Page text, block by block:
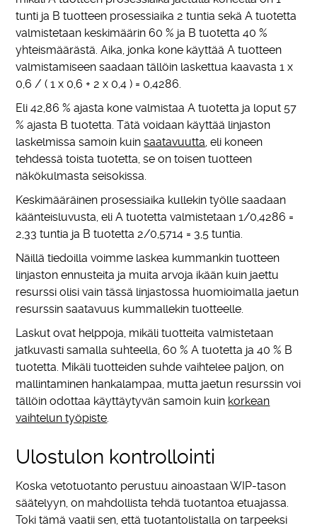
tunti ja B tuotteen prosessiaika 2 tuntia sekä A tuotetta
valmistetaan keskimäärin 60 % ja B tuotetta 40 %
yhteismäärästä. Aika, jonka kone käyttää A tuotteen
valmistamiseen saadaan tällöin laskettua kaavasta 1 x
0,6 / ( 1 x 0,6 + 2 x 0,4 ) = 0,4286.
Eli 42,86 % ajasta kone valmistaa A tuotetta ja loput 57
% ajasta B tuotetta. Tätä voidaan käyttää linjaston
laskelmissa samoin kuinsaatavuutta , eli koneen
tehdessä toista tuotetta, se on toisen tuotteen
näkökulmasta seisokissa.
Keskimääräinen prosessiaika kullekin työlle saadaan
käänteisluvusta, eli A tuotetta valmistetaan 1/0,4286 =
2,33 tuntia ja B tuotetta 2/0,5714 = 3,5 tuntia.
Näillä tiedoilla voimme laskea kummankin tuotteen
linjaston ennusteita ja muita arvoja ikään kuin jaettu
resurssi olisi vain tässä linjastossa huomioimalla jaetun
resurssin saatavuus kummallekin tuotteelle.
Laskut ovat helppoja, mikäli tuotteita valmistetaan
jatkuvasti samalla suhteella, 60 % A tuotetta ja 40 % B
tuotetta. Mikäli tuotteiden suhde vaihtelee paljon, on
mallintaminen hankalampaa, mutta jaetun resurssin voi
tällöin odottaa käyttäytyvän samoin kuin korkean
vaihtelun työpiste
Ulostulon kontrollointi
Koska vetotuotanto perustuu ainoastaan WIP-tason
säätelyyn, on mahdollista tehdä tuotantoa etuajassa.
Toki tämä vaatii sen, että tuotantolistalla on tarpeeksi